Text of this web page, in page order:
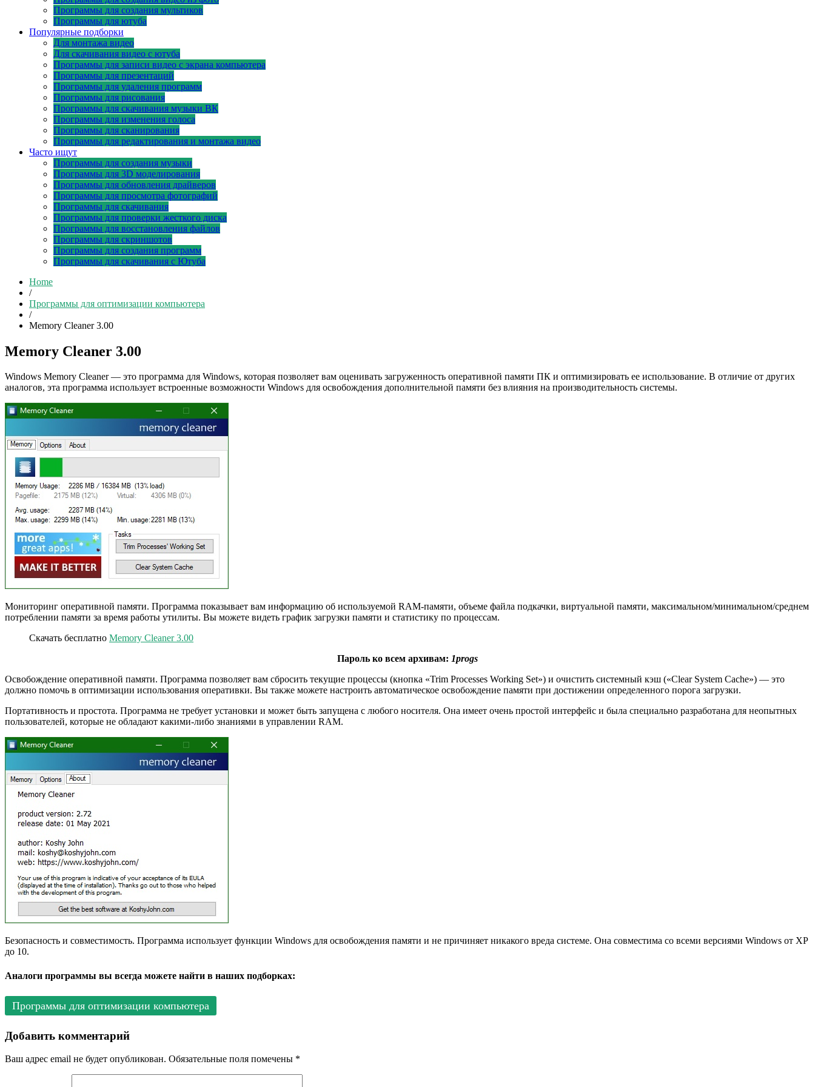
Программы для создания мультиков
Программы для ютуба
Популярные подборки
Для монтажа видео
Для скачивания видео с ютуба
Программы для записи видео с экрана компьютера
Программы для презентаций
Программы для удаления программ
Программы для рисования
Программы для скачивания музыки ВК
Программы для изменения голоса
Программы для сканирования
Программы для редактирования и монтажа видео
Часто ищут
Программы для создания музыки
Программы для 3D моделирования
Программы для обновления драйверов
Программы для просмотра фотографий
Программы для скачивания
Программы для проверки жесткого диска
Программы для восстановления файлов
Программы для скриншотов
Программы для создания программ
Программы для скачивания с Ютуба
Home
/
Программы для оптимизации компьютера
/
Memory Cleaner 3.00
Memory Cleaner 3.00
Windows Memory Cleaner — это программа для Windows, которая позволяет вам оценивать загруженность оперативной памяти ПК и оптимизировать ее использование. В отличие от других
аналогов, эта программа использует встроенные возможности Windows для освобождения дополнительной памяти без влияния на производительность системы.
Мониторинг оперативной памяти. Программа показывает вам информацию об используемой RAM-памяти, объеме файла подкачки, виртуальной памяти, максимальном/минимальном/среднем
потреблении памяти за время работы утилиты. Вы можете видеть график загрузки памяти и статистику по процессам.
Скачать бесплатно Memory Cleaner 3.00
Пароль ко всем архивам: 1progs
Освобождение оперативной памяти. Программа позволяет вам сбросить текущие процессы (кнопка «Trim Processes Working Set») и очистить системный кэш («Clear System Cache») — это
должно помочь в оптимизации использования оперативки. Вы также можете настроить автоматическое освобождение памяти при достижении определенного порога загрузки.
Портативность и простота. Программа не требует установки и может быть запущена с любого носителя. Она имеет очень простой интерфейс и была специально разработана для неопытных
пользователей, которые не обладают какими-либо знаниями в управлении RAM.
Безопасность и совместимость. Программа использует функции Windows для освобождения памяти и не причиняет никакого вреда системе. Она совместима со всеми версиями Windows от XP
до 10.
Аналоги программы вы всегда можете найти в наших подборках:
Программы для оптимизации компьютера
Добавить комментарий
Ваш адрес email не будет опубликован. Обязательные поля помечены *